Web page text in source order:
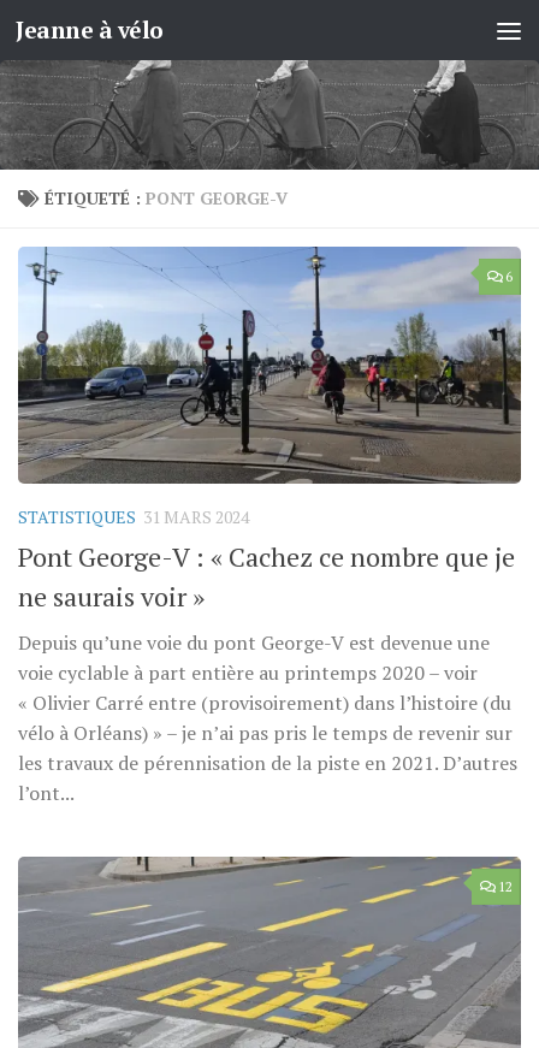
Skip to content
Jeanne à vélo
ÉTIQUETÉ : PONT GEORGE-V
6
STATISTIQUES 31 MARS 2024
Pont George-V : « Cachez ce nombre que je
ne saurais voir »
Depuis qu’une voie du pont George-V est devenue une
voie cyclable à part entière au printemps 2020 – voir
« Olivier Carré entre (provisoirement) dans l’histoire (du
vélo à Orléans) » – je n’ai pas pris le temps de revenir sur
les travaux de pérennisation de la piste en 2021. D’autres
l’ont...
12